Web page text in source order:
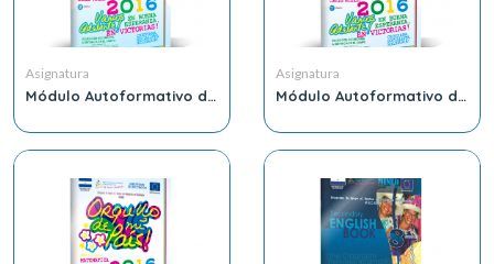
Asignatura
Módulo Autoformativo de
Grado
Asignatura
Módulo Autoformativo de
Grado